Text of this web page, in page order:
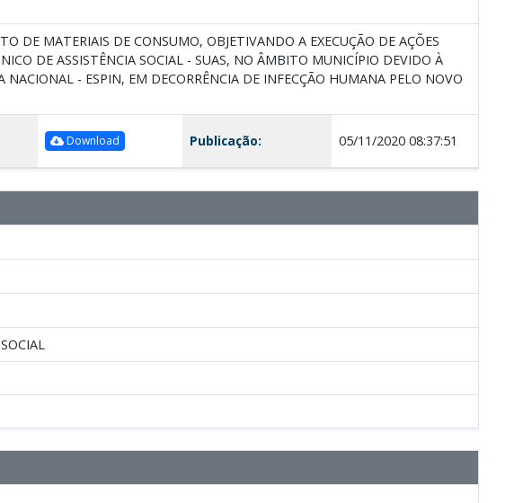
DE MATERIAIS DE CONSUMO, OBJETIVANDO A EXECUÇÃO DE AÇÕES
DE ASSISTÊNCIA SOCIAL - SUAS, NO ÂMBITO MUNICÍPIO DEVIDO À
- ESPIN, EM DECORRÊNCIA DE INFECÇÃO HUMANA PELO NOVO
Download Publicação: 05/11/2020 08:37:51